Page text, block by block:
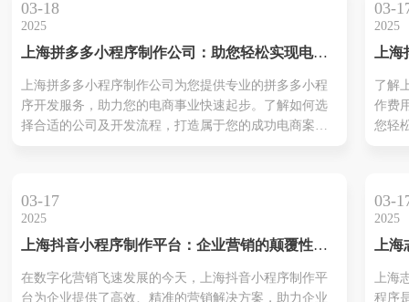
03-18
2025
上海拼多多小程序制作公司：助您轻松实现电商
上海拼多多小程序制作公司为您提供专业的拼多多小程
序开发服务，助力您的电商事业快速起步。了解如何选
择合适的公司及开发流程，打造属于您的成功电商案
03-
2025
上海
了解
作费
您轻
03-17
2025
上海抖音小程序制作平台：企业营销的颠覆性新
在数字化营销飞速发展的今天，上海抖音小程序制作平
台为企业提供了高效、精准的营销解决方案，助力企业
03-
2025
上海
愿服
上海
程序